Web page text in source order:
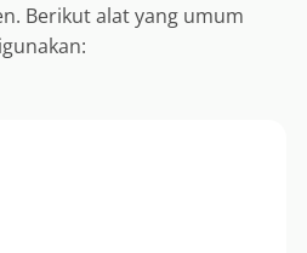
Berikut alat yang umum